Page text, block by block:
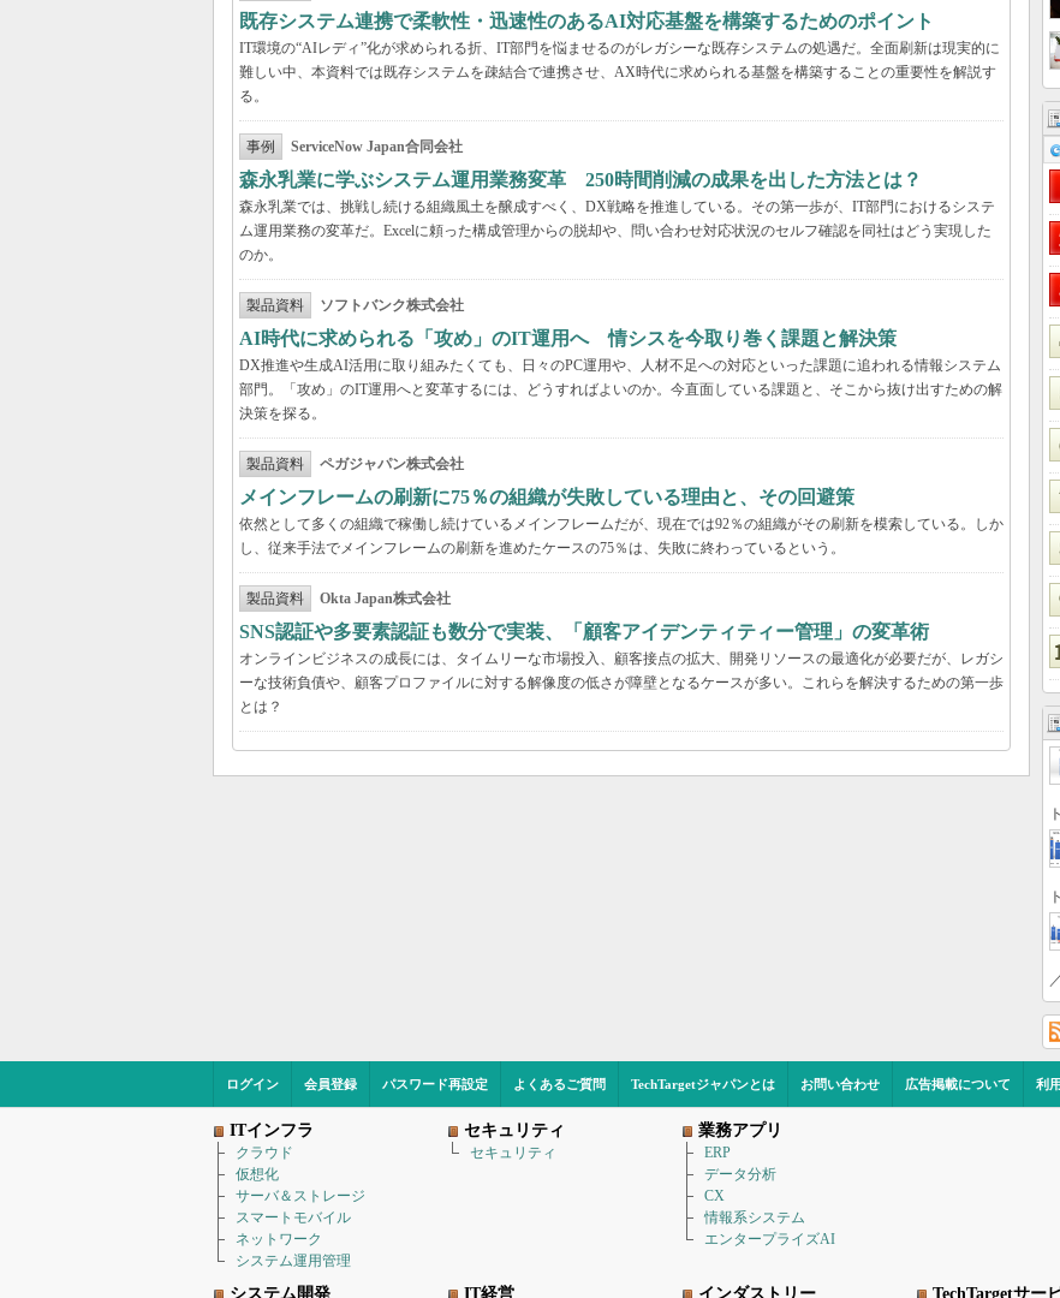
既存システム連携で柔軟性・迅速性のあるAI対応基盤を構築するためのポイント
IT環境の“AIレディ”化が求められる折、IT部門を悩ませるのがレガシーな既存システムの処遇だ。全面刷新は現実的に
難しい中、本資料では既存システムを疎結合で連携させ、AX時代に求められる基盤を構築することの重要性を解説す
る。
事例 ServiceNow Japan合同会社
森永乳業に学ぶシステム運用業務変革 250時間削減の成果を出した方法とは？
森永乳業では、挑戦し続ける組織風土を醸成すべく、DX戦略を推進している。その第一歩が、IT部門におけるシステ
ム運用業務の変革だ。Excelに頼った構成管理からの脱却や、問い合わせ対応状況のセルフ確認を同社はどう実現した
のか。
製品資料 ソフトバンク株式会社
AI時代に求められる「攻め」のIT運用へ 情シスを今取り巻く課題と解決策
DX推進や生成AI活用に取り組みたくても、日々のPC運用や、人材不足への対応といった課題に追われる情報システム
部門。「攻め」のIT運用へと変革するには、どうすればよいのか。今直面している課題と、そこから抜け出すための解
決策を探る。
製品資料 ペガジャパン株式会社
メインフレームの刷新に75％の組織が失敗している理由と、その回避策
依然として多くの組織で稼働し続けているメインフレームだが、現在では92％の組織がその刷新を模索している。しか
し、従来手法でメインフレームの刷新を進めたケースの75％は、失敗に終わっているという。
製品資料 Okta Japan株式会社
SNS認証や多要素認証も数分で実装、「顧客アイデンティティー管理」の変革術
オンラインビジネスの成長には、タイムリーな市場投入、顧客接点の拡大、開発リソースの最適化が必要だが、レガシ
ーな技術負債や、顧客プロファイルに対する解像度の低さが障壁となるケースが多い。これらを解決するための第一歩
とは？
ログイン 会員登録 パスワード再設定 よくあるご質問 TechTargetジャパンとは お問い合わせ 広告掲載について 利
ITインフラ
クラウド
仮想化
サーバ＆ストレージ
スマートモバイル
ネットワーク
システム運用管理
セキュリティ
セキュリティ
業務アプリ
ERP
データ分析
CX
情報系システム
エンタープライズAI
システム開発 IT経営 インダストリー TechTargetサー